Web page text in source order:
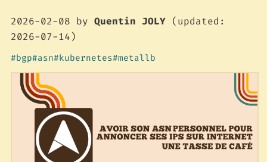
2026-02-08 by Quentin JOLY(updated:
2026-07-14)
bgp asn kubernetes metallb